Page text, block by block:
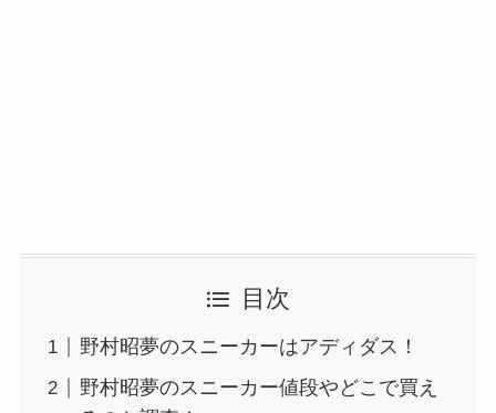
目次
野村昭夢のスニーカーはアディダス！
野村昭夢のスニーカー値段やどこで買え